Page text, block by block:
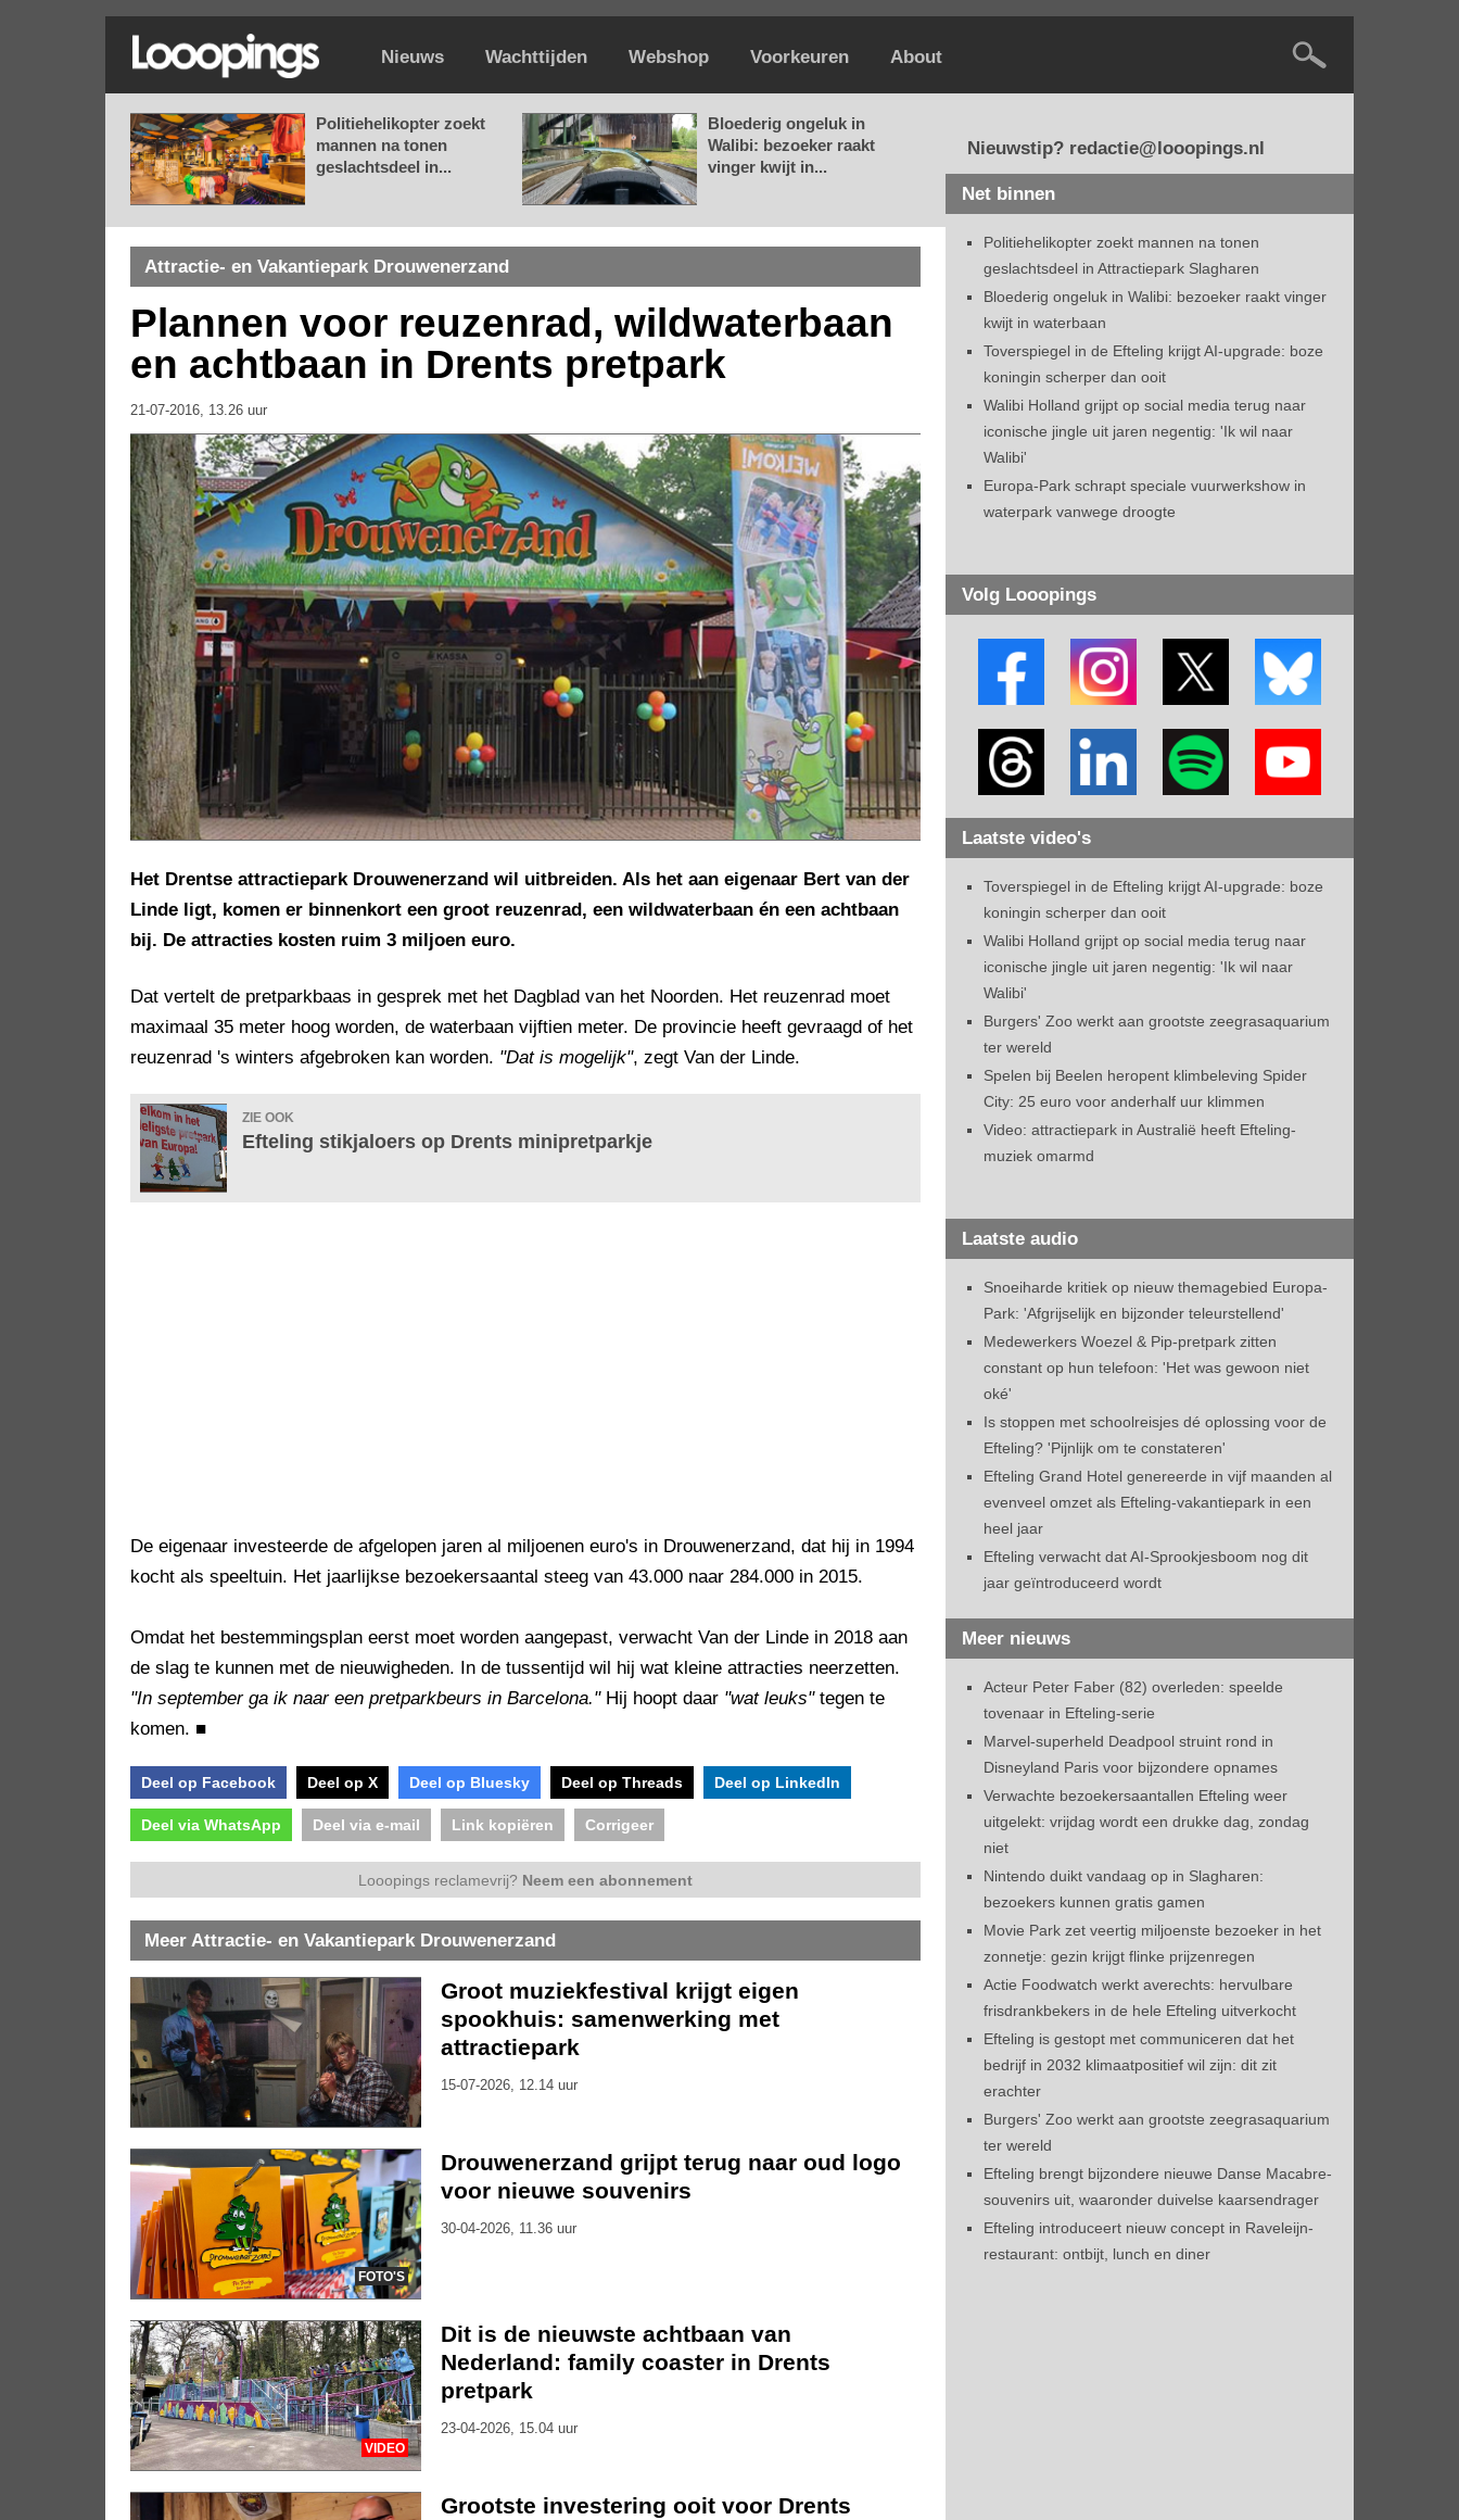
Nieuws Wachttijden Webshop Voorkeuren About
Politiehelikopter zoekt
mannen na tonen
geslachtsdeel in...
Bloederig ongeluk in
Walibi: bezoeker raakt
vinger kwijt in...
Attractie- en Vakantiepark Drouwenerzand
Plannen voor reuzenrad, wildwaterbaan
en achtbaan in Drents pretpark
21-07-2016, 13.26 uur
Het Drentse attractiepark Drouwenerzand wil uitbreiden. Als het aan eigenaar Bert van der
Linde ligt, komen er binnenkort een groot reuzenrad, een wildwaterbaan én een achtbaan
bij. De attracties kosten ruim 3 miljoen euro.
Dat vertelt de pretparkbaas in gesprek met het Dagblad van het Noorden. Het reuzenrad moet
maximaal 35 meter hoog worden, de waterbaan vijftien meter. De provincie heeft gevraagd of het
reuzenrad 's winters afgebroken kan worden. "Dat is mogelijk", zegt Van der Linde.
ZIE OOK
Efteling stikjaloers op Drents minipretparkje
De eigenaar investeerde de afgelopen jaren al miljoenen euro's in Drouwenerzand, dat hij in 1994
kocht als speeltuin. Het jaarlijkse bezoekersaantal steeg van 43.000 naar 284.000 in 2015.
Omdat het bestemmingsplan eerst moet worden aangepast, verwacht Van der Linde in 2018 aan
de slag te kunnen met de nieuwigheden. In de tussentijd wil hij wat kleine attracties neerzetten.
"In september ga ik naar een pretparkbeurs in Barcelona."Hij hoopt daar "wat leuks"tegen te
komen. ■
Deel op Facebook Deel op X Deel op Bluesky Deel op Threads Deel op LinkedIn
Deel via WhatsApp Deel via e-mail Link kopiëren Corrigeer
Looopings reclamevrij? Neem een abonnement
Meer Attractie- en Vakantiepark Drouwenerzand
Groot muziekfestival krijgt eigen
spookhuis: samenwerking met
attractiepark
15-07-2026, 12.14 uur
FOTO'S
Drouwenerzand grijpt terug naar oud logo
voor nieuwe souvenirs
30-04-2026, 11.36 uur
VIDEO
Dit is de nieuwste achtbaan van
Nederland: family coaster in Drents
pretpark
23-04-2026, 15.04 uur
Grootste investering ooit voor Drents
Nieuwstip? redactie@looopings.nl
Net binnen
Politiehelikopter zoekt mannen na tonen
geslachtsdeel in Attractiepark Slagharen
Bloederig ongeluk in Walibi: bezoeker raakt vinger
kwijt in waterbaan
Toverspiegel in de Efteling krijgt AI-upgrade: boze
koningin scherper dan ooit
Walibi Holland grijpt op social media terug naar
iconische jingle uit jaren negentig: 'Ik wil naar
Walibi'
Europa-Park schrapt speciale vuurwerkshow in
waterpark vanwege droogte
Volg Looopings
Laatste video's
Toverspiegel in de Efteling krijgt AI-upgrade: boze
koningin scherper dan ooit
Walibi Holland grijpt op social media terug naar
iconische jingle uit jaren negentig: 'Ik wil naar
Walibi'
Burgers' Zoo werkt aan grootste zeegrasaquarium
ter wereld
Spelen bij Beelen heropent klimbeleving Spider
City: 25 euro voor anderhalf uur klimmen
Video: attractiepark in Australië heeft Efteling-
muziek omarmd
Laatste audio
Snoeiharde kritiek op nieuw themagebied Europa-
Park: 'Afgrijselijk en bijzonder teleurstellend'
Medewerkers Woezel & Pip-pretpark zitten
constant op hun telefoon: 'Het was gewoon niet
oké'
Is stoppen met schoolreisjes dé oplossing voor de
Efteling? 'Pijnlijk om te constateren'
Efteling Grand Hotel genereerde in vijf maanden al
evenveel omzet als Efteling-vakantiepark in een
heel jaar
Efteling verwacht dat AI-Sprookjesboom nog dit
jaar geïntroduceerd wordt
Meer nieuws
Acteur Peter Faber (82) overleden: speelde
tovenaar in Efteling-serie
Marvel-superheld Deadpool struint rond in
Disneyland Paris voor bijzondere opnames
Verwachte bezoekersaantallen Efteling weer
uitgelekt: vrijdag wordt een drukke dag, zondag
niet
Nintendo duikt vandaag op in Slagharen:
bezoekers kunnen gratis gamen
Movie Park zet veertig miljoenste bezoeker in het
zonnetje: gezin krijgt flinke prijzenregen
Actie Foodwatch werkt averechts: hervulbare
frisdrankbekers in de hele Efteling uitverkocht
Efteling is gestopt met communiceren dat het
bedrijf in 2032 klimaatpositief wil zijn: dit zit
erachter
Burgers' Zoo werkt aan grootste zeegrasaquarium
ter wereld
Efteling brengt bijzondere nieuwe Danse Macabre-
souvenirs uit, waaronder duivelse kaarsendrager
Efteling introduceert nieuw concept in Raveleijn-
restaurant: ontbijt, lunch en diner